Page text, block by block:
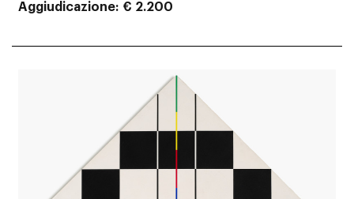
Aggiudicazione € 2.200